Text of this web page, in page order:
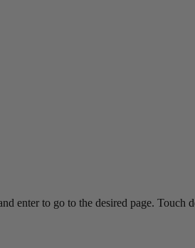
enter to go to the desired page. Touch